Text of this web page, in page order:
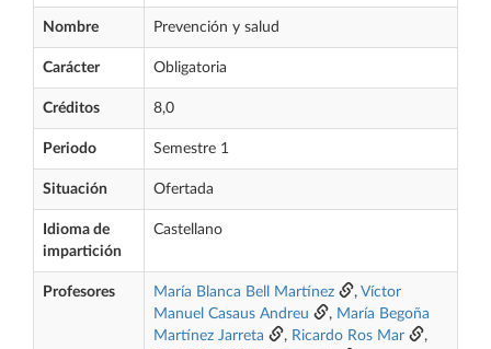
Nombre Prevención y salud
Carácter Obligatoria
Créditos 8,0
Periodo Semestre 1
Situación Ofertada
Idioma de
impartición
Castellano
Profesores María Blanca Bell Martínez , Víctor
Manuel Casaus Andreu
, María Begoña
Martínez Jarreta
, Ricardo Ros Mar
,